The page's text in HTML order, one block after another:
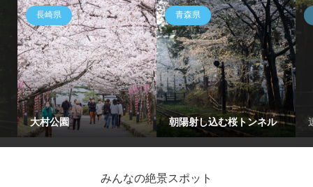
長崎県
大村公園
青森県
朝陽射し込む桜トンネル
みんなの絶景スポット